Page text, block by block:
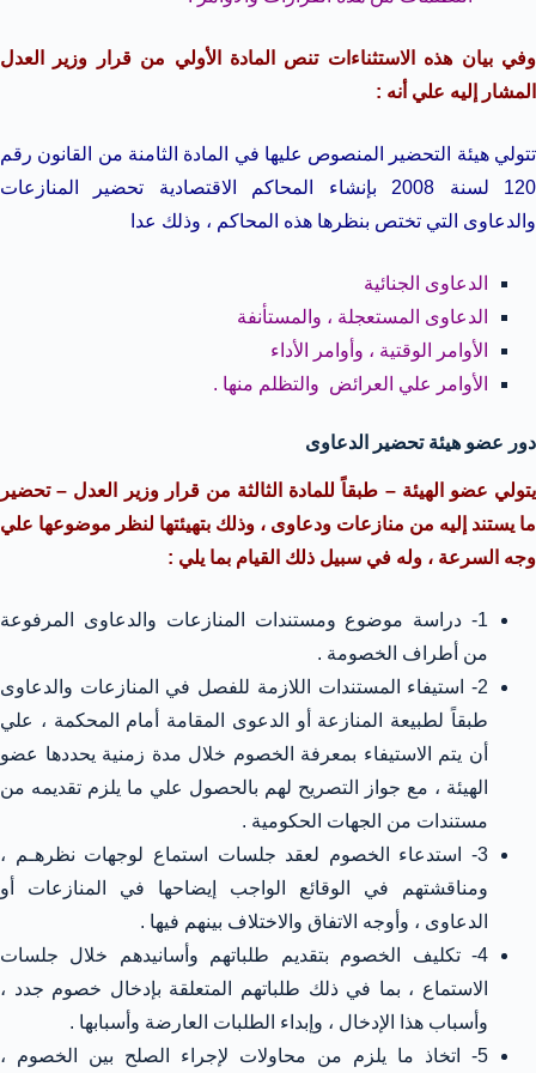
وفي بيان هذه الاستثناءات تنص المادة الأولي من قرار وزير العدل
المشار إليه علي أنه :
تتولي هيئة التحضير المنصوص عليها في المادة الثامنة من القانون رقم
120 لسنة 2008 بإنشاء المحاكم الاقتصادية تحضير المنازعات
والدعاوى التي تختص بنظرها هذه المحاكم ، وذلك عدا
الدعاوى الجنائية
الدعاوى المستعجلة ، والمستأنفة
الأوامر الوقتية ، وأوامر الأداء
الأوامر علي العرائض والتظلم منها .
دور عضو هيئة تحضير الدعاوى
يتولي عضو الهيئة – طبقاً للمادة الثالثة من قرار وزير العدل – تحضير
ما يستند إليه من منازعات ودعاوى ، وذلك بتهيئتها لنظر موضوعها علي
وجه السرعة ، وله في سبيل ذلك القيام بما يلي :
1- دراسة موضوع ومستندات المنازعات والدعاوى المرفوعة
من أطراف الخصومة .
2- استيفاء المستندات اللازمة للفصل في المنازعات والدعاوى
طبقاً لطبيعة المنازعة أو الدعوى المقامة أمام المحكمة ، علي
أن يتم الاستيفاء بمعرفة الخصوم خلال مدة زمنية يحددها عضو
الهيئة ، مع جواز التصريح لهم بالحصول علي ما يلزم تقديمه من
مستندات من الجهات الحكومية .
3- استدعاء الخصوم لعقد جلسات استماع لوجهات نظرهـم ،
ومناقشتهم في الوقائع الواجب إيضاحها في المنازعات أو
الدعاوى ، وأوجه الاتفاق والاختلاف بينهم فيها .
4- تكليف الخصوم بتقديم طلباتهم وأسانيدهم خلال جلسات
الاستماع ، بما في ذلك طلباتهم المتعلقة بإدخال خصوم جدد ،
وأسباب هذا الإدخال ، وإبداء الطلبات العارضة وأسبابها .
5- اتخاذ ما يلزم من محاولات لإجراء الصلح بين الخصوم ،